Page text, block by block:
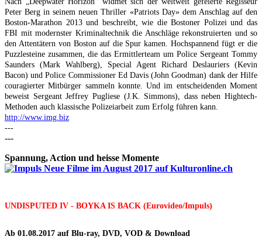
Peter Berg in seinem neuen Thriller «Patriots Day» dem Anschlag auf den
Boston-Marathon 2013 und beschreibt, wie die Bostoner Polizei und das
FBI mit modernster Kriminaltechnik die Anschläge rekonstruierten und so
den Attentätern von Boston auf die Spur kamen. Hochspannend fügt er die
Puzzlesteine zusammen, die das Ermittlerteam um Police Sergeant Tommy
Saunders (Mark Wahlberg), Special Agent Richard Deslauriers (Kevin
Bacon) und Police Commissioner Ed Davis (John Goodman) dank der Hilfe
couragierter Mitbürger sammeln konnte. Und im entscheidenden Moment
beweist Sergeant Jeffrey Pugliese (J.K. Simmons), dass neben Hightech-
Methoden auch klassische Polizeiarbeit zum Erfolg führen kann.
http://www.img.biz
---
---
Spannung, Action und heisse Momente
UNDISPUTED IV - BOYKA IS BACK (Eurovideo/Impuls)
Ab 01.08.2017 auf Blu-ray, DVD, VOD & Download